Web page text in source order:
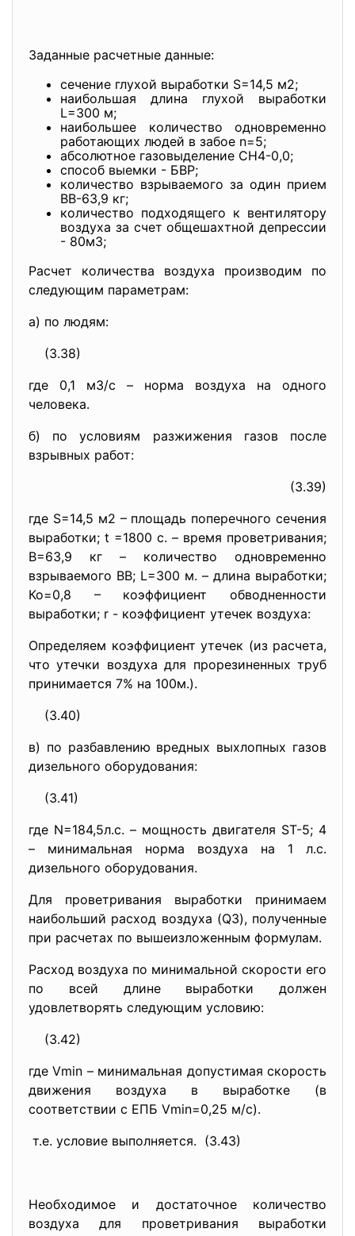
Заданные расчетные данные:
сечение глухой выработки S=14,5 м2;
наибольшая длина глухой выработки
L=300 м;
наибольшее количество одновременно
работающих людей в забое n=5;
абсолютное газовыделение CH4-0,0;
способ выемки - БВР;
количество взрываемого за один прием
ВВ-63,9 кг;
количество подходящего к вентилятору
воздуха за счет общешахтной депрессии
- 80м3;
Расчет количества воздуха производим по
следующим параметрам:
а) по людям:
(3.38)
где 0,1 м3/с – норма воздуха на одного
человека.
б) по условиям разжижения газов после
взрывных работ:
(3.39)
где S=14,5 м2 – площадь поперечного сечения
выработки; t =1800 с. – время проветривания;
В=63,9 кг – количество одновременно
взрываемого ВВ; L=300 м. – длина выработки;
Ко=0,8 – коэффициент обводненности
выработки; r - коэффициент утечек воздуха:
Определяем коэффициент утечек (из расчета,
что утечки воздуха для прорезиненных труб
принимается 7% на 100м.).
(3.40)
в) по разбавлению вредных выхлопных газов
дизельного оборудования:
(3.41)
где N=184,5л.с. – мощность двигателя ST-5; 4
– минимальная норма воздуха на 1 л.с.
дизельного оборудования.
Для проветривания выработки принимаем
наибольший расход воздуха (Q3), полученные
при расчетах по вышеизложенным формулам.
Расход воздуха по минимальной скорости его
по всей длине выработки должен
удовлетворять следующим условию:
(3.42)
где Vmin – минимальная допустимая скорость
движения воздуха в выработке (в
соответствии с ЕПБ Vmin=0,25 м/с).
т.е. условие выполняется. (3.43)
Необходимое и достаточное количество
воздуха для проветривания выработки